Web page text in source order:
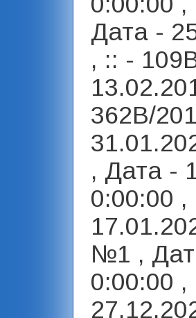
Дата -
, :: -
362В/
, Дата -
0:00:00
№1 ,
0:00:00